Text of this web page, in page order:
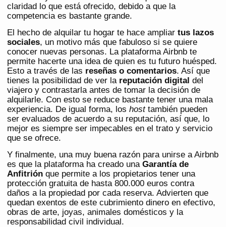
claridad lo que está ofrecido, debido a que la
competencia es bastante grande.
El hecho de alquilar tu hogar te hace ampliar tus lazos
sociales, un motivo más que fabuloso si se quiere
conocer nuevas personas. La plataforma Airbnb te
permite hacerte una idea de quien es tu futuro huésped.
Esto a través de las reseñas o comentarios. Así que
tienes la posibilidad de ver la reputación digital del
viajero y contrastarla antes de tomar la decisión de
alquilarle. Con esto se reduce bastante tener una mala
experiencia. De igual forma, los hosttambién pueden
ser evaluados de acuerdo a su reputación, así que, lo
mejor es siempre ser impecables en el trato y servicio
que se ofrece.
Y finalmente, una muy buena razón para unirse a Airbnb
es que la plataforma ha creado una Garantía de
Anfitrión que permite a los propietarios tener una
protección gratuita de hasta 800.000 euros contra
daños a la propiedad por cada reserva. Advierten que
quedan exentos de este cubrimiento dinero en efectivo,
obras de arte, joyas, animales domésticos y la
responsabilidad civil individual.